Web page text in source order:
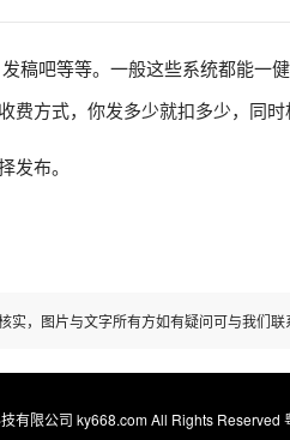
稿吧等等。一般这些系统都能一
方式，你发多少就扣多少，同时
布。
，图片与文字所有方如有疑问可与我们联
有限公司 ky668.com All Rights Reserved